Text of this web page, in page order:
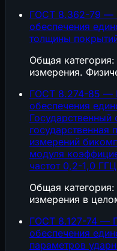
ГОСТ 8.362-79 —
обеспечения
толщины
Общая
измерения.
ГОСТ 8.274-85 —
обеспечения
Государственный
государственная
измерений
модуля
частот 0,2-1,0 ГГЦ
Общая
измерения в
ГОСТ 8.127-74 —
обеспечения
параметров